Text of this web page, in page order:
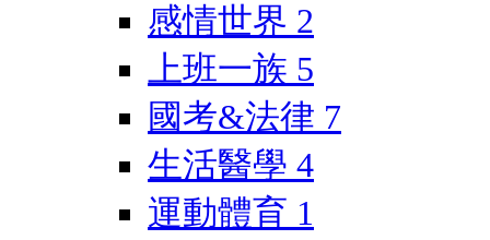
感情世界 2
上班一族 5
國考&法律 7
生活醫學 4
運動體育 1